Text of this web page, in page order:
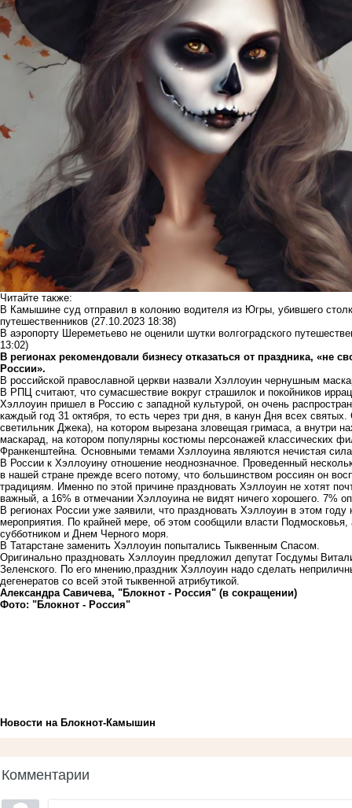
Читайте также:
В Камышине суд отправил в колонию водителя из Югры, убившего
путешественников (27.10.2023 18:38)
В аэропорту Шереметьево не оценили шутки волгоградского
13:02)
В регионах рекомендовали бизнесу отказаться от праздника, «не
России».
В российской православной церкви назвали Хэллоуин чернушным
В РПЦ считают, что сумасшествие вокруг страшилок и покойников
Хэллоуин пришел в Россию с западной культурой, он очень
каждый год 31 октября, то есть через три дня, в канун Дня всех
светильник Джека), на котором вырезана зловещая гримаса, а внутри
маскарад, на котором популярны костюмы персонажей классических
Франкенштейна. Основными темами Хэллоуина являются нечистая
В России к Хэллоуину отношение неоднозначное. Проведенный
в нашей стране прежде всего потому, что большинством россиян он
традициям. Именно по этой причине праздновать Хэллоуин не хотят
важный, а 16% в отмечании Хэллоуина не видят ничего хорошего. 7%
В регионах России уже заявили, что праздновать Хэллоуин в этом
мероприятия. По крайней мере, об этом сообщили власти
субботником и Днем Черного моря.
В Татарстане заменить Хэллоуин попытались Тыквенным Спасом.
Оригинально праздновать Хэллоуин предложил депутат Госдумы
Зеленского. По его мнению,праздник Хэллоуин надо сделать
дегенератов со всей этой тыквенной атрибутикой.
Александра Савичева, "Блокнот - Россия" (в сокращении)
Фото: "Блокнот - Россия"
Новости на Блoкнoт-Камышин
Комментарии